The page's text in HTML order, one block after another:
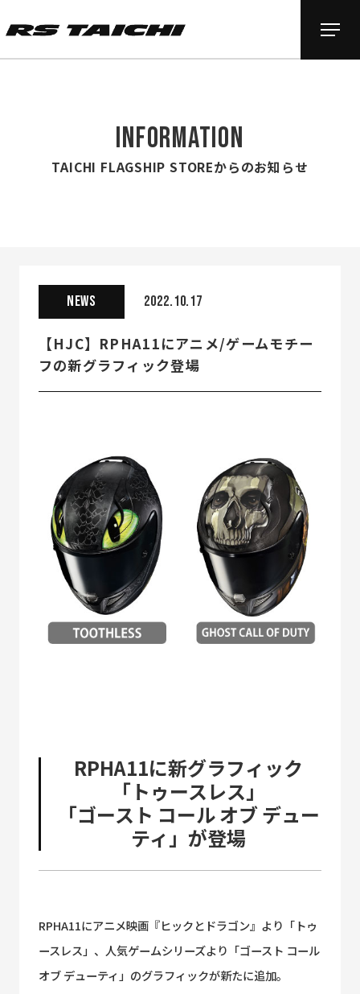
INFORMATION
TAICHI FLAGSHIP STOREからのお知らせ
NEWS 2022.10.17
【HJC】RPHA11にアニメ/ゲームモチー
フの新グラフィック登場
RPHA11に新グラフィック
「トゥースレス」
「ゴースト コール オブ デュー
ティ」が登場
RPHA11にアニメ映画『ヒックとドラゴン』より「トゥ
ースレス」、人気ゲームシリーズより「ゴースト コール
オブ デューティ」のグラフィックが新たに追加。